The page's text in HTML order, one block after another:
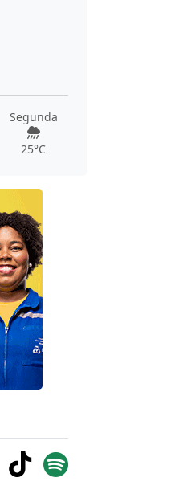
Segunda
25°C